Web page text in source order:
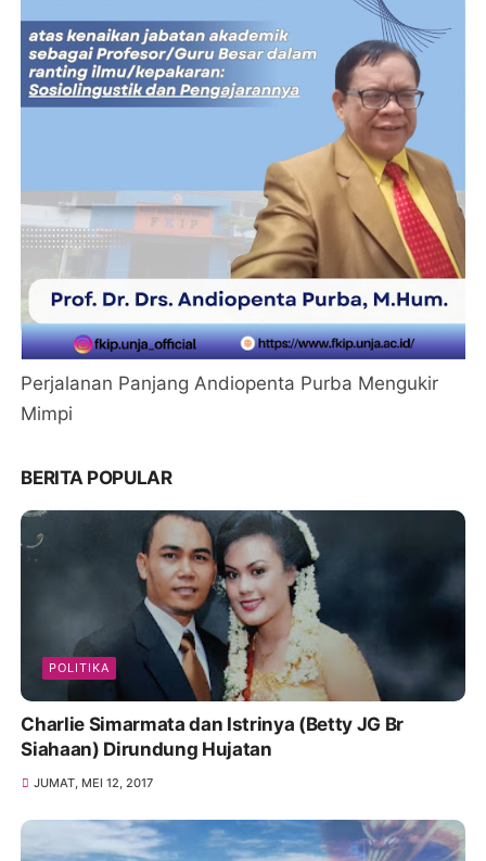
Perjalanan Panjang Andiopenta Purba Mengukir
Mimpi
BERITA POPULAR
POLITIKA
Charlie Simarmata dan Istrinya (Betty JG Br
Siahaan) Dirundung Hujatan
JUMAT, MEI 12, 2017